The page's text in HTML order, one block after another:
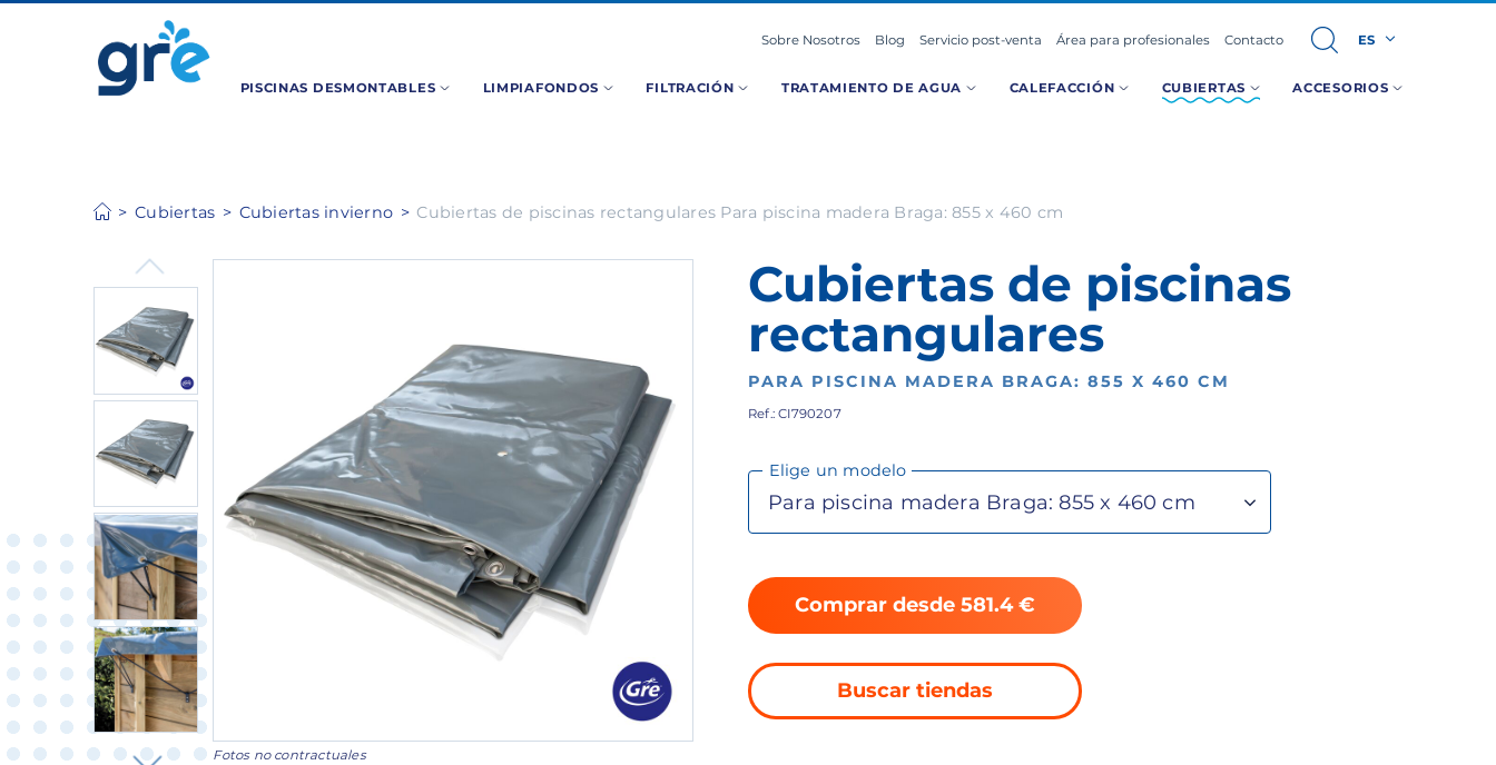
PISCINAS DESMONTABLES LIMPIAFONDOS FILTRACIÓN TRATAMIENTO DE AGUA CALEFACCIÓN CUBIERTAS ACCESORIOS
Sobre Nosotros Blog Servicio post-venta Área para profesionales Contacto ES
Cubiertas Cubiertas invierno Cubiertas de piscinas rectangulares Para piscina madera Braga: 855 x 460 cm
Fotos no contractuales
Elige un modelo
Cubiertas de piscinas
rectangulares
PARA PISCINA MADERA BRAGA: 855 X 460 CM
Ref.: CI790207
Comprar desde 581.4 €
Buscar tiendas